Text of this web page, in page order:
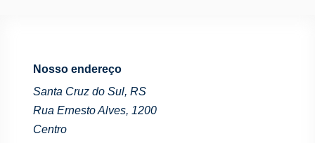
Nosso endereço
Santa Cruz do Sul, RS
Rua Ernesto Alves, 1200
Centro